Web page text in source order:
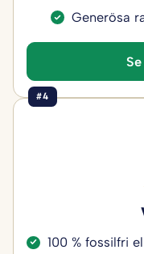
Generösa
#4
100 % fossilfri